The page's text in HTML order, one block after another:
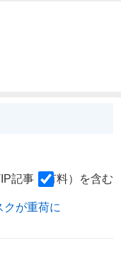
記事（有料）を含む
が重荷に